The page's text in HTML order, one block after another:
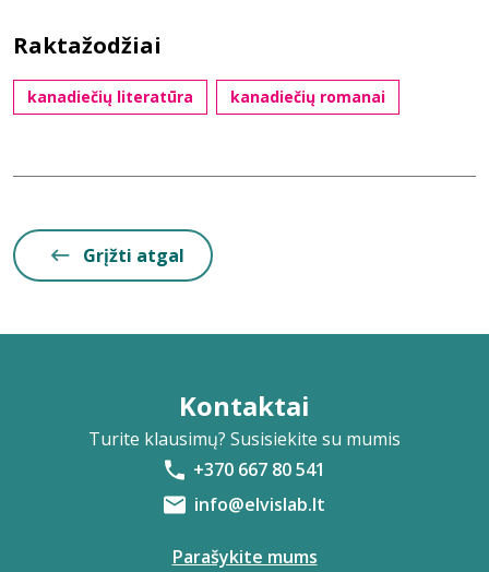
Raktažodžiai
kanadiečių literatūra kanadiečių romanai
Grįžti atgal
Kontaktai
Turite klausimų? Susisiekite su mumis
+370 667 80 541
info@elvislab.lt
Parašykite mums